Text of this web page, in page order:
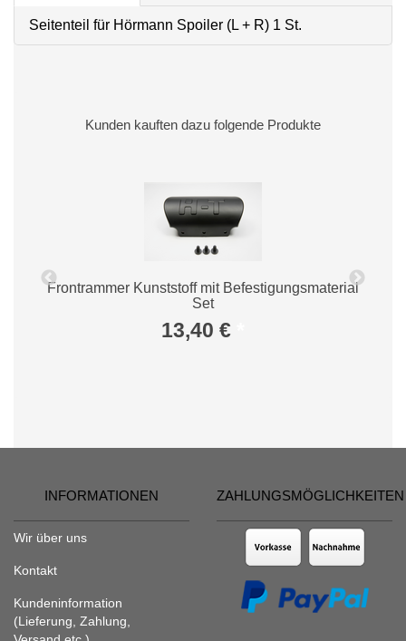
Seitenteil für Hörmann Spoiler (L + R) 1 St.
Kunden kauften dazu folgende Produkte
Frontrammer Kunststoff mit Befestigungsmaterial
Set
13,40 €
INFORMATIONEN
Wir über uns
Kontakt
Kundeninformation
(Lieferung, Zahlung,
ZAHLUNGSMÖGLICHKEITEN